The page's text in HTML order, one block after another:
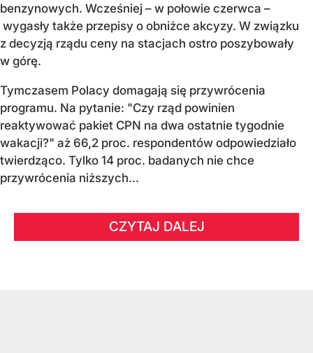
benzynowych. Wcześniej – w połowie czerwca –
wygasły także przepisy o obniżce akcyzy. W związku
z decyzją rządu ceny na stacjach ostro poszybowały
w górę.
Tymczasem Polacy domagają się przywrócenia
programu. Na pytanie: "Czy rząd powinien
reaktywować pakiet CPN na dwa ostatnie tygodnie
wakacji?" aż 66,2 proc. respondentów odpowiedziało
twierdząco. Tylko 14 proc. badanych nie chce
przywrócenia niższych...
CZYTAJ DALEJ